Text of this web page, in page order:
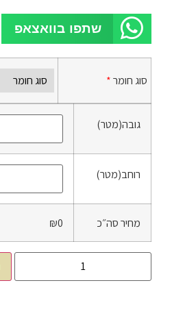
שתפו בוואצאפ
סוג חומר*
גובה(מטר)
רוחב(מטר)
מחיר סה״כ ₪0